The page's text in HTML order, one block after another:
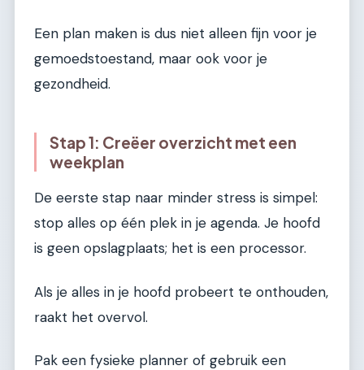
Een plan maken is dus niet alleen fijn voor je
gemoedstoestand, maar ook voor je
gezondheid.
Stap 1: Creëer overzicht met een
weekplan
De eerste stap naar minder stress is simpel:
stop alles op één plek in je agenda. Je hoofd
is geen opslagplaats; het is een processor.
Als je alles in je hoofd probeert te onthouden,
raakt het overvol.
Pak een fysieke planner of gebruik een